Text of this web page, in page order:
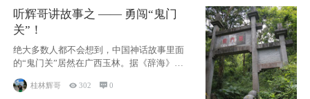
听辉哥讲故事之 —— 勇闯“鬼门
关”！
绝大多数人都不会想到，中国神话故事里面
的“鬼门关”居然在广西玉林。据《辞海》记
桂林辉哥  302 0